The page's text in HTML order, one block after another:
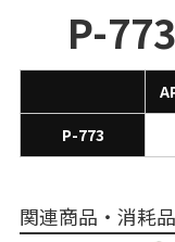
P-
P-773
関連商品・消耗品